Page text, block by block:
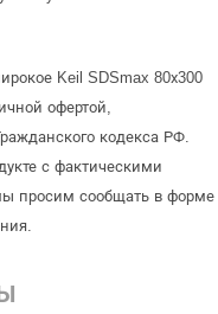
Keil SDSmax 80х300
офертой,
кодекса РФ.
с фактическими
просим сообщать в форме